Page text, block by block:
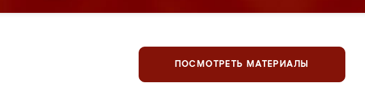
ПОСМОТРЕТЬ МАТЕРИАЛЫ